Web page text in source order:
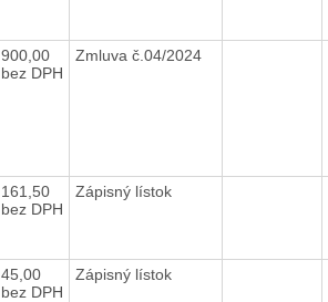
900,00
bez DPH
Zmluva č.04/2024
161,50
bez DPH
Zápisný lístok
45,00
bez DPH
Zápisný lístok